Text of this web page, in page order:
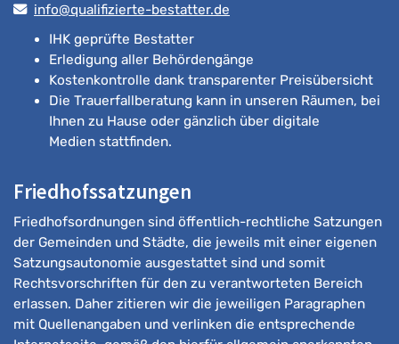
info@qualifizierte-bestatter.de
IHK geprüfte Bestatter
Erledigung aller Behördengänge
Kostenkontrolle dank transparenter Preisübersicht
Die Trauerfallberatung kann in unseren Räumen, bei
Ihnen zu Hause oder gänzlich über digitale
Medien stattfinden.
Friedhofssatzungen
Friedhofsordnungen sind öffentlich-rechtliche Satzungen
der Gemeinden und Städte, die jeweils mit einer eigenen
Satzungsautonomie ausgestattet sind und somit
Rechtsvorschriften für den zu verantworteten Bereich
erlassen. Daher zitieren wir die jeweiligen Paragraphen
mit Quellenangaben und verlinken die entsprechende